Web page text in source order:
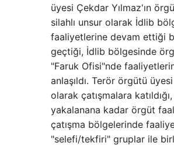
üyesi Çekdar Yılmaz'ın
silahlı unsur olarak İdlib
faaliyetlerine devam ettiği
geçtiği, İdlib bölgesinde
"Faruk Ofisi"nde
anlaşıldı. Terör örgütü
olarak çatışmalara
yakalanana kadar örgüt
çatışma bölgelerinde
"selefi/tekfiri" gruplar ile